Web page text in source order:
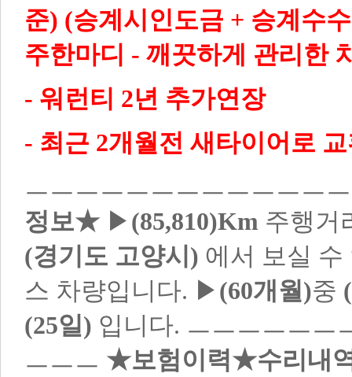
준) (승계시인도금 + 승계수
주한마디 - 깨끗하게 관리한
- 워런티 2년 추가연장
- 최근 2개월전 새타이어로
ㅡㅡㅡㅡㅡㅡㅡㅡㅡㅡㅡㅡ
정보★▶ (85,810)Km 주행거
(경기도 고양시) 에서 보실
스 차량입니다. ▶ (60개월)중
(25일) 입니다. ㅡㅡㅡㅡㅡㅡ
ㅡㅡㅡ ★보험이력★수리내